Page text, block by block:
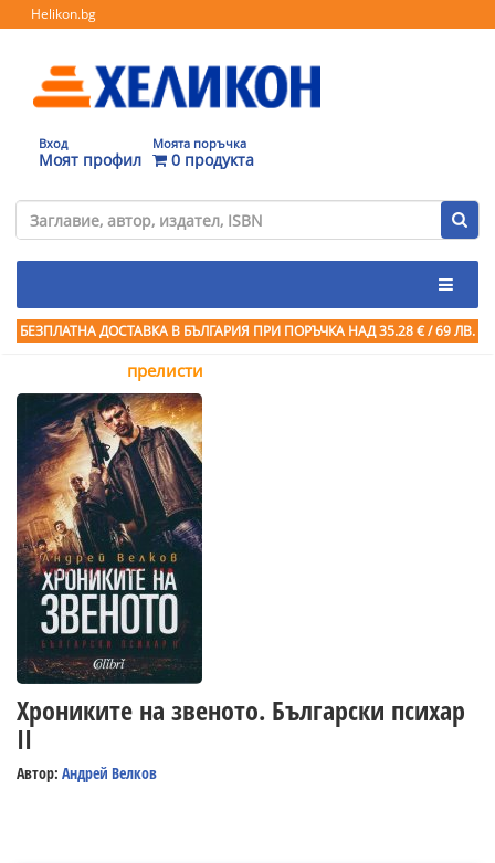
Helikon.bg
Вход
Моят профил
Моята поръчка
0 продукта
БЕЗПЛАТНА ДОСТАВКА В БЪЛГАРИЯ ПРИ ПОРЪЧКА НАД 35.28 € / 69 ЛВ.
прелисти
Хрониките на звеното. Български психар
II
Автор: Андрей Велков